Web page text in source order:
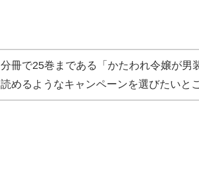
分冊で25巻まである「かたわれ令嬢が男
読めるようなキャンペーンを選びたいと